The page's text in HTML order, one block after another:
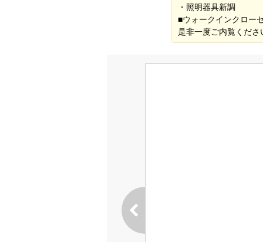
・照明器具新調
■ウォークインクロー
是非一度ご内覧くださ